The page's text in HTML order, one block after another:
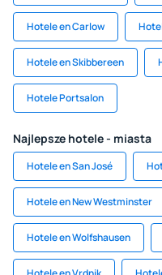
Hotele en Carlow
Hotele en Skibbereen
Hotele Portsalon
Najlepsze hotele - miasta
Hotele en San José
Hotele en New Westminster
Hotele en Wolfshausen